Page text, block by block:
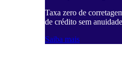
Taxa zero de
de crédito sem
Saiba mais